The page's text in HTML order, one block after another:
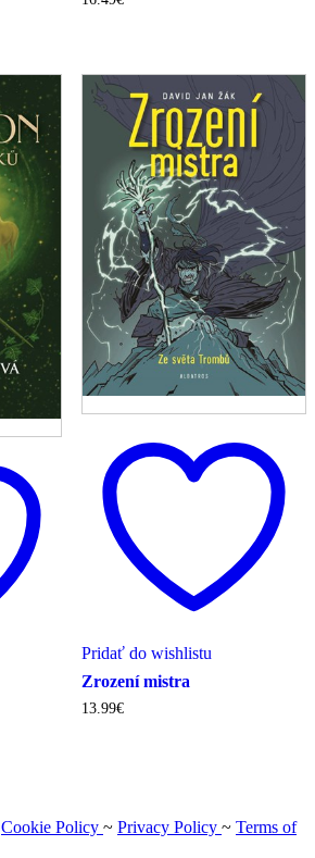
Pridať do wishlistu
Zrození mistra
13.99€
Cookie Policy ~ Privacy Policy ~ Terms of